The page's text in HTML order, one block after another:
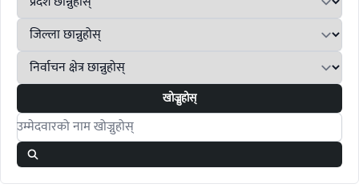
खोज्नुहोस्
Search candidates